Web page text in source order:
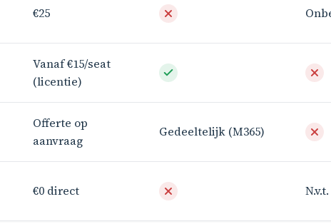
€25
Vanaf €15/seat
(licentie)
Offerte op
aanvraag
Gedeeltelijk (M365)
€0 direct N.v.t.